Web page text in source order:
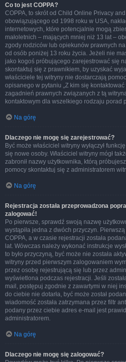
Co to jest COPPA?
COPPA, to skrót od Child Online Privacy
obowiązującego od 1998 roku w USA,
internetowych, które potencjalnie mogą
małoletnich – mających mniej niż 13 lat –
zgody rodziców lub opiekunów prawnych
od osób poniżej 13 roku życia. Jeżeli nie
jako kogoś próbującego zarejestrować się
skontaktuj się z prawnikiem, by uzyskać
właściciele tej witryny nie dostarczają
opisanego w pytaniu „Z kim się
zagadnień prawnych związanych z tą
kontaktowym dla wszelkiego rodzaju porad
Na górę
Dlaczego nie mogę się zarejestrować?
Być może właściciel witryny wyłączył
się nowe osoby. Właściciel witryny mógł
zabronił nazwy użytkownika, którą
pomocy skontaktuj się z administratorem
Na górę
Rejestracja została przeprowadzona
zalogować!
Po pierwsze, sprawdź swoją nazwę
wystąpiła jedna z dwóch przyczyn.
COPPA, a w czasie rejestracji została
lat. Wówczas należy wykonać instrukcje
to było przyczyną, być może nie została
witryny przed pierwszym zalogowaniem
przez osobę rejestrującą się lub przez
wyświetlona podczas rejestracji. Jeśli
mail, postępuj zgodnie z zawartymi w niej
do ciebie nie dotarła, być może został
wiadomość została zatrzymana przez filtr
podany przez ciebie adres e-mail jest
administratorem.
Na górę
Dlaczego nie mogę się zalogować?